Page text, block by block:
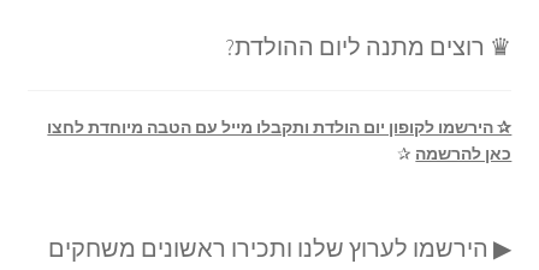
♛ רוצים מתנה ליום ההולדת?
✰ הירשמו לקופון יום הולדת ותקבלו מייל עם הטבה מיוחדת לחצו
כאן להרשמה ✰
▶ הירשמו לערוץ שלנו ותכירו ראשונים משחקים